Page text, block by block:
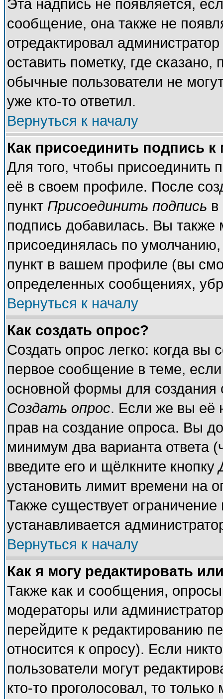
Эта надпись не появляется,
сообщение, она также не
отредактировал
оставить пометку, где
обычные пользователи не
уже кто-то ответил.
Вернуться к началу
Как присоединить подпись
Для того, чтобы присоединить
её в своем профиле. После
пункт Присоединить подпись
подпись добавилась. Вы также
присоединялась по
пункт в вашем профиле (вы
определенных сообщениях,
Вернуться к началу
Как создать опрос?
Создать опрос легко: когда вы
первое сообщение в теме,
основной формы для
Создать опрос. Если же вы её
прав на создание опроса. Вы
минимум два варианта ответа
введите его и щёлкните кнопку
установить лимит времени на
Также существует ограничение
устанавливается
Вернуться к началу
Как я могу редактировать
Также как и сообщения, опросы
модераторы или
перейдите к редактированию
относится к опросу). Если
пользователи могут
кто-то проголосовал, то